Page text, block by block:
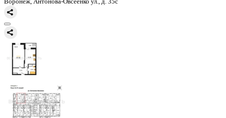
Главная
1-комнатная квартира,
Воронеж, Антонова-Овсеенко ул., д. 35с